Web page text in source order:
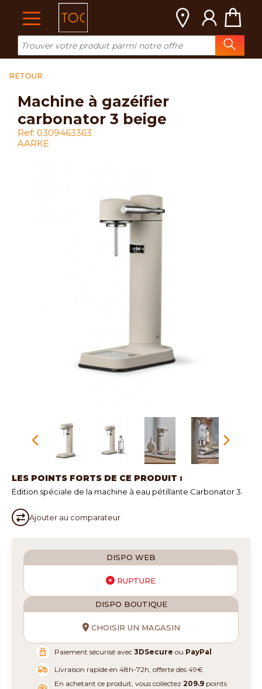
RETOUR
LES POINTS FORTS DE CE PRODUIT :
Édition spéciale de la machine à eau pétillante Carbonator 3.
Ajouter au comparateur
machine à gazéifier
carbonator 3 beige
Ref: 0309463363
AARKE
DISPO WEB
RUPTURE
DISPO BOUTIQUE
CHOISIR UN MAGASIN
Paiement sécurisé avec3DSecure ou PayPal
Livraison rapide en 48h-72h, offerte dès 49€
En achetant ce produit, vous collectez209.9 points
Cookies management panel